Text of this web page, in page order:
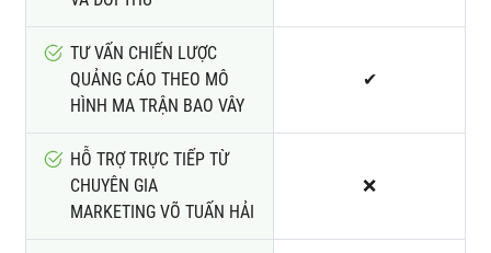
TƯ VẤN CHIẾN LƯỢC
QUẢNG CÁO THEO MÔ
HÌNH MA TRẬN BAO VÂY
✔
HỖ TRỢ TRỰC TIẾP TỪ
CHUYÊN GIA
MARKETING VÕ TUẤN HẢI
❌